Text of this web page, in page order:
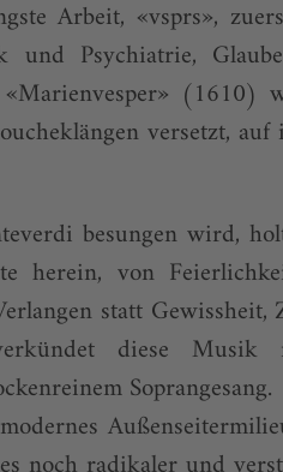
Arbeit, «vsprs»,
Psychiatrie,
(1610)
versetzt,
besungen wird,
herein, von
statt Gewissheit,
diese Musik
Soprangesang.